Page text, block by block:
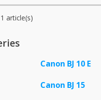
article(s)
Canon BJ 10 E
Canon BJ 15